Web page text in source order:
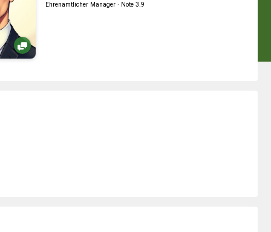
Ehrenamtlicher Manager · Note 3.9